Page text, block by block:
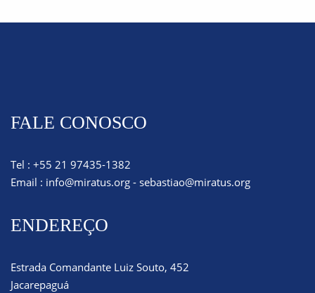
FALE CONOSCO
Tel : +55 21 97435-1382
Email : info@miratus.org - sebastiao@miratus.org
ENDEREÇO
Estrada Comandante Luiz Souto, 452
Jacarepaguá